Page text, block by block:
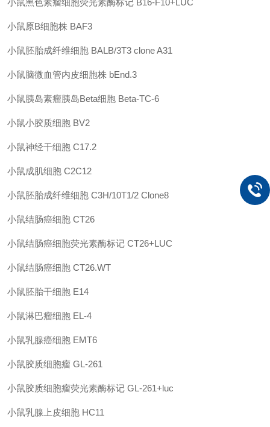
小鼠黑色素瘤细胞荧光素酶标记 B16-F10+LUC
小鼠原B细胞株 BAF3
小鼠胚胎成纤维细胞 BALB/3T3 clone A31
小鼠脑微血管内皮细胞株 bEnd.3
小鼠胰岛素瘤胰岛Beta细胞 Beta-TC-6
小鼠小胶质细胞 BV2
小鼠神经干细胞 C17.2
小鼠成肌细胞 C2C12
小鼠胚胎成纤维细胞 C3H/10T1/2 Clone8
小鼠结肠癌细胞 CT26
小鼠结肠癌细胞荧光素酶标记 CT26+LUC
小鼠结肠癌细胞 CT26.WT
小鼠胚胎干细胞 E14
小鼠淋巴瘤细胞 EL-4
小鼠乳腺癌细胞 EMT6
小鼠胶质细胞瘤 GL-261
小鼠胶质细胞瘤荧光素酶标记 GL-261+luc
小鼠乳腺上皮细胞 HC11